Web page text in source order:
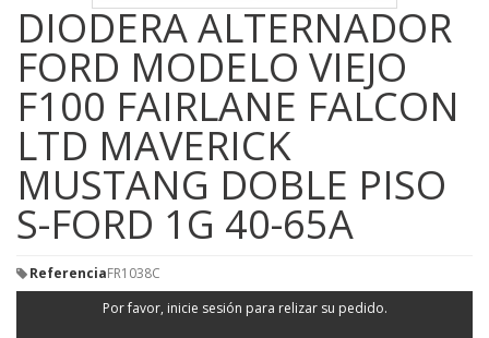
DIODERA ALTERNADOR
FORD MODELO VIEJO
F100 FAIRLANE FALCON
LTD MAVERICK
MUSTANG DOBLE PISO
S-FORD 1G 40-65A
ReferenciaFR1038C
Por favor, inicie sesión para relizar su pedido.